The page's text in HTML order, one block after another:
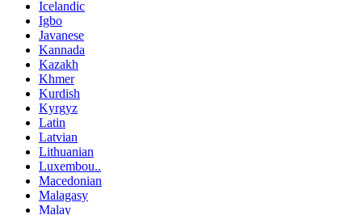
Icelandic
Igbo
Javanese
Kannada
Kazakh
Khmer
Kurdish
Kyrgyz
Latin
Latvian
Lithuanian
Luxembou..
Macedonian
Malagasy
Malay